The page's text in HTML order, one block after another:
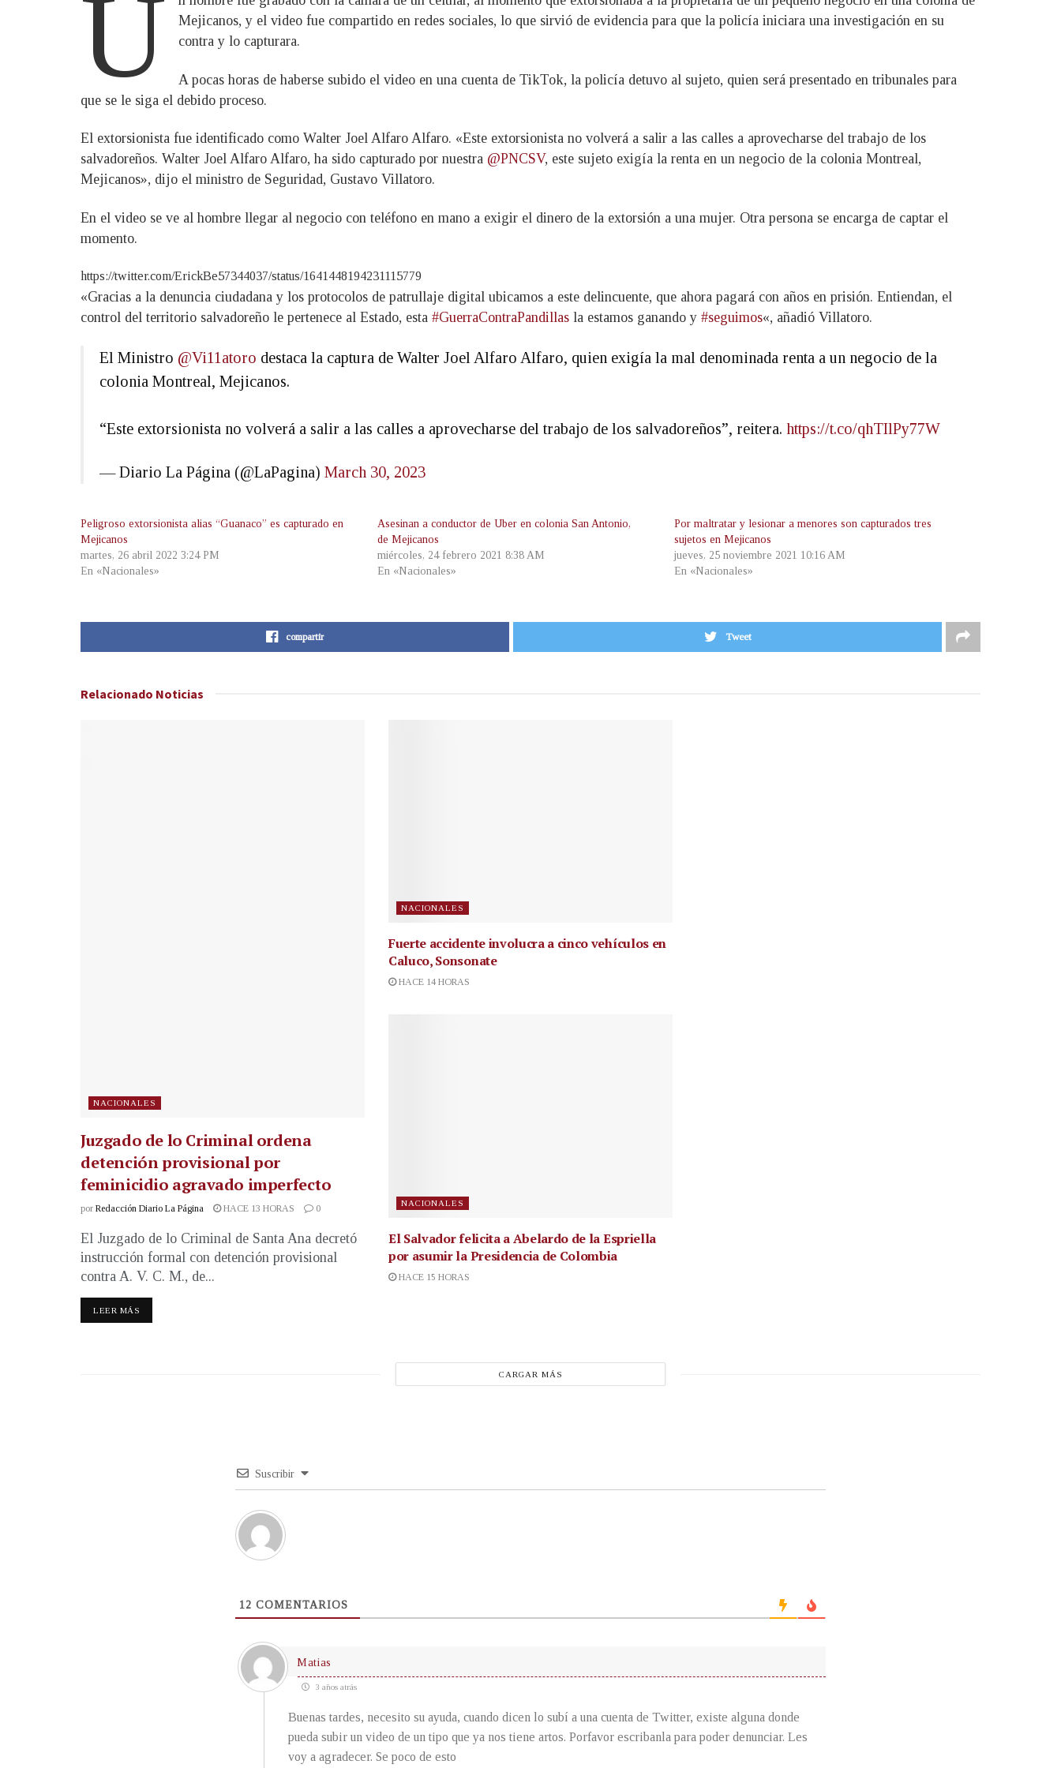
U
Mejicanos, y el video fue compartido en redes sociales, lo que sirvió de evidencia para que la policía iniciara una investigación en su
contra y lo capturara.
A pocas horas de haberse subido el video en una cuenta de TikTok, la policía detuvo al sujeto, quien será presentado en tribunales para
que se le siga el debido proceso.
El extorsionista fue identificado como Walter Joel Alfaro Alfaro. «Este extorsionista no volverá a salir a las calles a aprovecharse del trabajo de los
salvadoreños. Walter Joel Alfaro Alfaro, ha sido capturado por nuestra @PNCSV, este sujeto exigía la renta en un negocio de la colonia Montreal,
Mejicanos», dijo el ministro de Seguridad, Gustavo Villatoro.
En el video se ve al hombre llegar al negocio con teléfono en mano a exigir el dinero de la extorsión a una mujer. Otra persona se encarga de captar el
momento.
https://twitter.com/ErickBe57344037/status/1641448194231115779
«Gracias a la denuncia ciudadana y los protocolos de patrullaje digital ubicamos a este delincuente, que ahora pagará con años en prisión. Entiendan, el
control del territorio salvadoreño le pertenece al Estado, esta #GuerraContraPandillas la estamos ganando y #seguimos«, añadió Villatoro.
El Ministro @Vi11atoro destaca la captura de Walter Joel Alfaro Alfaro, quien exigía la mal denominada renta a un negocio de la
colonia Montreal, Mejicanos.
“Este extorsionista no volverá a salir a las calles a aprovecharse del trabajo de los salvadoreños”, reitera. https://t.co/qhTIlPy77W
— Diario La Página (@LaPagina) March 30, 2023
Peligroso extorsionista alias “Guanaco” es capturado en
Mejicanos
martes, 26 abril 2022 3:24 PM
En «Nacionales»
Asesinan a conductor de Uber en colonia San Antonio,
de Mejicanos
miércoles, 24 febrero 2021 8:38 AM
En «Nacionales»
Por maltratar y lesionar a menores son capturados tres
sujetos en Mejicanos
jueves, 25 noviembre 2021 10:16 AM
En «Nacionales»
compartir Tweet
Relacionado Noticias
NACIONALES
Juzgado de lo Criminal ordena
detención provisional por
feminicidio agravado imperfecto
por Redacción Diario La Página HACE 13 HORAS 0
El Juzgado de lo Criminal de Santa Ana decretó
instrucción formal con detención provisional
contra A. V. C. M., de...
LEER MÁS
NACIONALES
Fuerte accidente involucra a cinco vehículos en
Caluco, Sonsonate
HACE 14 HORAS
NACIONALES
El Salvador felicita a Abelardo de la Espriella
por asumir la Presidencia de Colombia
HACE 15 HORAS
CARGAR MÁS
Suscribir
12 COMENTARIOS
Matias
3 años atrás
Buenas tardes, necesito su ayuda, cuando dicen lo subí a una cuenta de Twitter, existe alguna donde
pueda subir un video de un tipo que ya nos tiene artos. Porfavor escribanla para poder denunciar. Les
voy a agradecer. Se poco de esto